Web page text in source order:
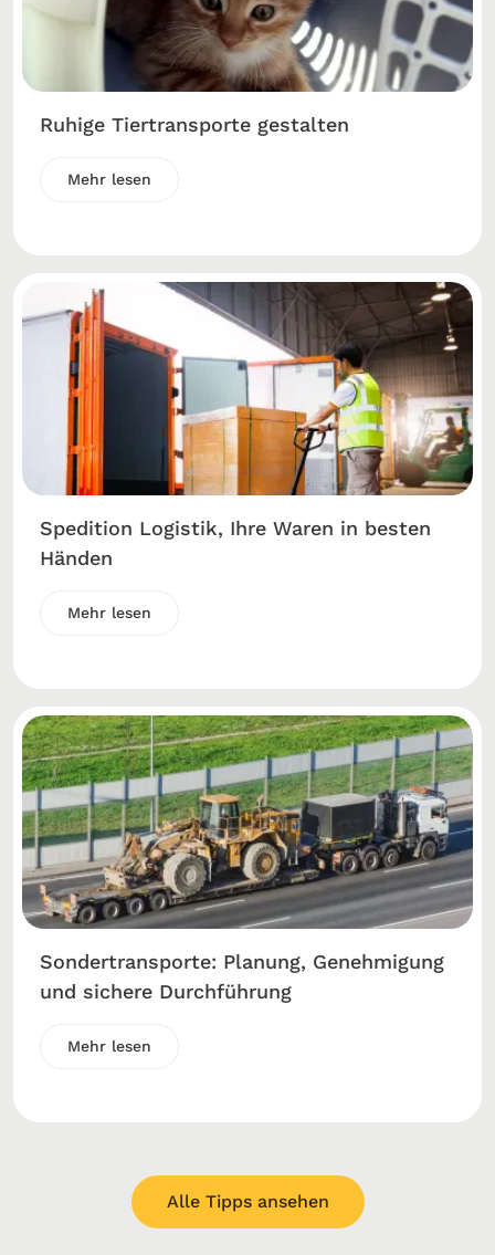
Ruhige Tiertransporte gestalten
Mehr lesen
Spedition Logistik, Ihre Waren in besten
Händen
Mehr lesen
Sondertransporte: Planung, Genehmigung
und sichere Durchführung
Mehr lesen
Alle Tipps ansehen